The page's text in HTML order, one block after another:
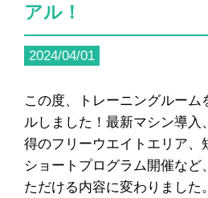
アル！
2024/04/01
この度、トレーニングルーム
ルしました！最新マシン導入
得のフリーウエイトエリア、
ショートプログラム開催など
ただける内容に変わりました